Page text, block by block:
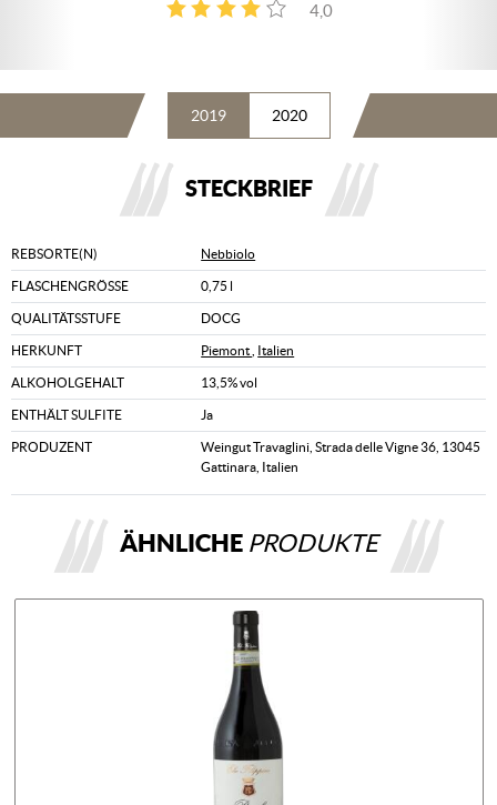
4,0
1
2019 2020
STECKBRIEF
REBSORTE(N) Nebbiolo
FLASCHENGRÖSSE 0,75 l
QUALITÄTSSTUFE DOCG
HERKUNFT Piemont Italien
ALKOHOLGEHALT 13,5% vol
ENTHÄLT SULFITE Ja
PRODUZENT
Weingut Travaglini, Strada delle Vigne 36, 13045
Gattinara, Italien
ÄHNLICHE PRODUKTE